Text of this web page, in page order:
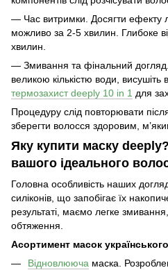
— Час витримки. Досягти ефекту
можливо за 2-5 хвилин. Глибоке
хвилин.
— Змивання та фінальний
великою кількістю води,
термозахист deeply 10 in 1 для
Процедуру слід повторювати
зберегти волосся здоровим,
Яку купити маску
вашого ідеального
Головна особливість наших
силіконів, що запобігає їх
результаті, маємо легке
обтяження.
Асортимент масок
Відновлююча маска.